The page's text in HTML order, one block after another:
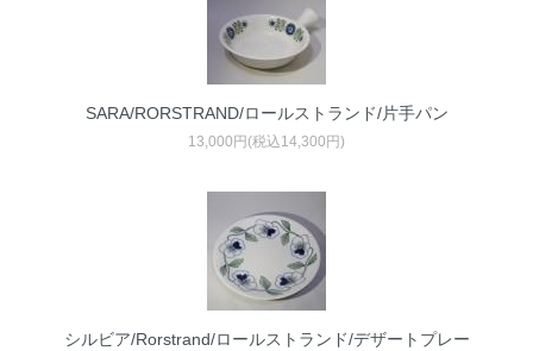
SARA/RORSTRAND/ロールストランド/片手パン
13,000円(税込14,300円)
シルビア/Rorstrand/ロールストランド/デザートプレー